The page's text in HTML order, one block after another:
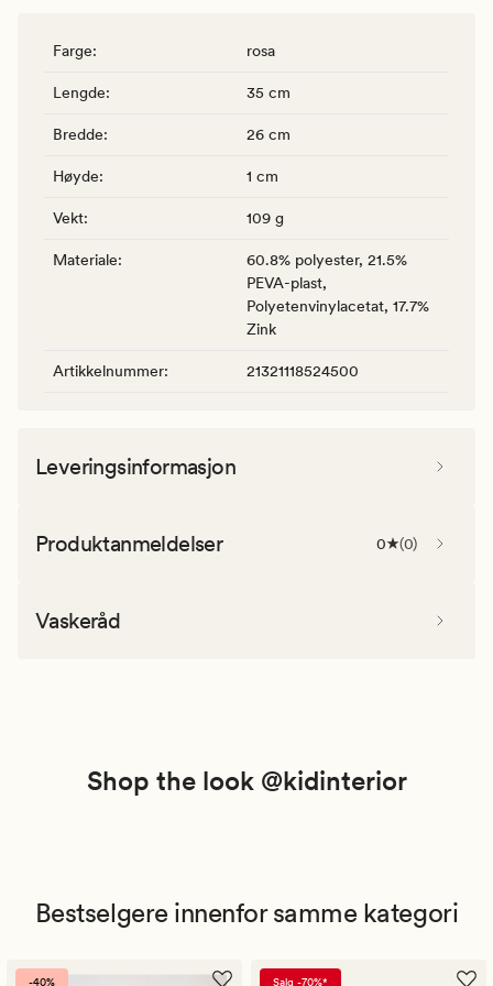
Farge: rosa
Lengde: 35 cm
Bredde: 26 cm
Høyde: 1 cm
Vekt: 109 g
Materiale:
60.8% polyester, 21.5%
PEVA-plast,
Polyetenvinylacetat, 17.7%
Zink
Artikkelnummer: 21321118524500
Leveringsinformasjon
Produktanmeldelser 0 (0)
Vaskeråd
Shop the look @kidinterior
Bestselgere innenfor samme kategori
-40% Salg -70%*